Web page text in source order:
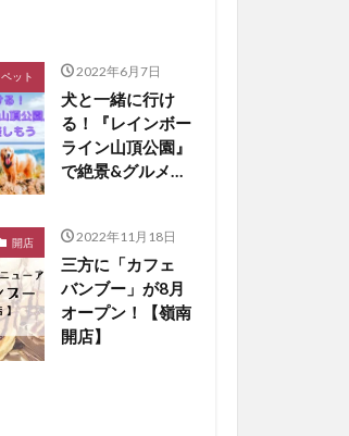
ペット 2022年6月7日
犬と一緒に行け
る！『レインボー
ライン山頂公園』
で絶景&グルメを
開店 2022年11月18日
三方に「カフェ
バンブー」が8月
オープン！【嶺南
開店】